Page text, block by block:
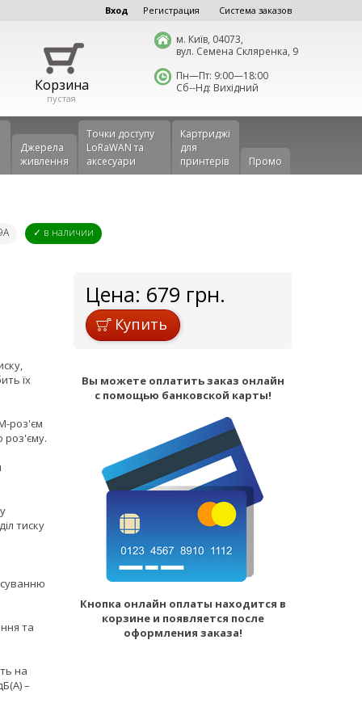
Вход Регистрация Система заказов
Корзина
пустая
м. Київ, 04073,
вул. Семена Скляренка, 9
Пн—Пт: 9:00—18:00
Сб--Нд: Вихідний
Джерела
живлення
Точки доступу
LoRaWAN та
аксесуари
Картриджі
для
принтерів
Промо
✓ в наличии
їх
роз'єм
роз'єму.
тиску
та
на
–
Цена: 679 грн.
Купить
Вы можете оплатить заказ онлайн
с помощью банковской карты!
Кнопка онлайн оплаты находится в
корзине и появляется после
оформления заказа!